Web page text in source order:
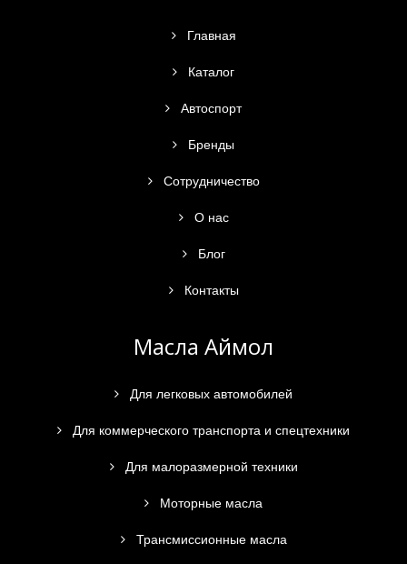
Главная
Каталог
Автоспорт
Бренды
Сотрудничество
О нас
Блог
Контакты
Масла Аймол
Для легковых автомобилей
Для коммерческого транспорта и спецтехники
Для малоразмерной техники
Моторные масла
Трансмиссионные масла